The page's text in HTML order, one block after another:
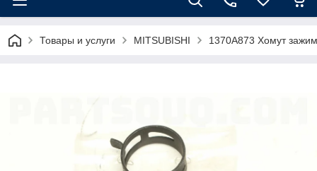
Товары и услуги MITSUBISHI 1370A873 Хомут